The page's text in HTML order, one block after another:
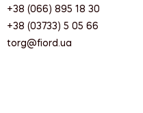
+38 (066) 895 18 30
+38 (03733) 5 05 66
torg@fiord.ua